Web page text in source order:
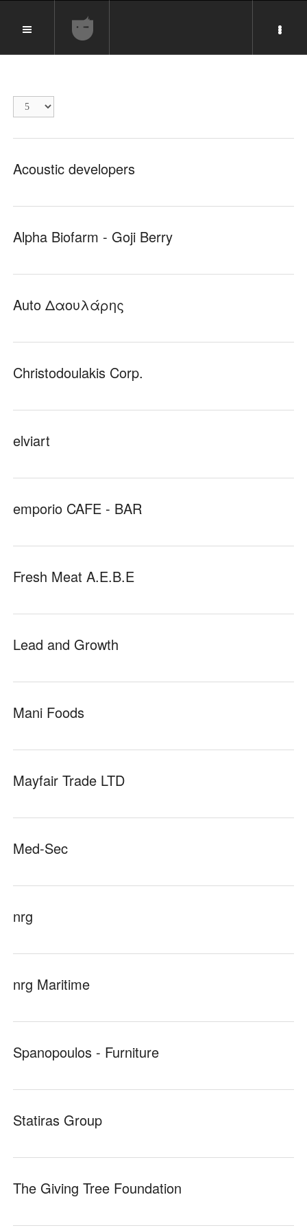
Display
#
Acoustic developers
Alpha Biofarm - Goji Berry
Auto Δαουλάρης
Christodoulakis Corp.
elviart
emporio CAFE - BAR
Fresh Meat Α.Ε.Β.Ε
Lead and Growth
Mani Foods
Mayfair Trade LTD
Med-Sec
nrg
nrg Maritime
Spanopoulos - Furniture
Statiras Group
The Giving Tree Foundation